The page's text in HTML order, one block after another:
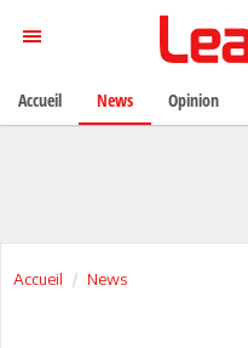
Accueil News
Accueil News Opinion